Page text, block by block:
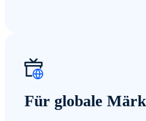
Für globale